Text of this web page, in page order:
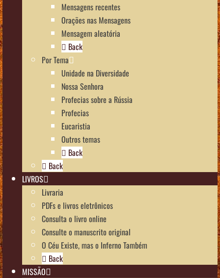
Mensagens recentes
Orações nas Mensagens
Mensagem aleatória
Back
Por Tema
Unidade na Diversidade
Nossa Senhora
Profecias sobre a Rússia
Profecias
Eucaristia
Outros temas
Back
Back
LIVROS
Livraria
PDFs e livros eletrônicos
Consulta o livro online
Consulte o manuscrito original
O Céu Existe, mas o Inferno Também
Back
MISSÃO